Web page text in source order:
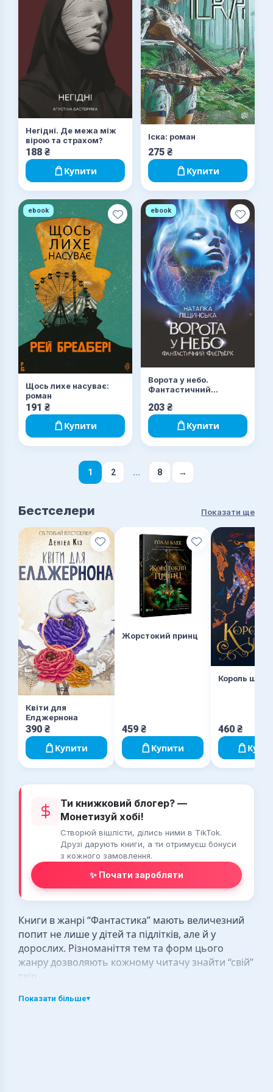
Негідні. Де межа між
вірою та страхом?
188 ₴
Купити
Іска: роман
275 ₴
Купити
ebook
Щось лихе насуває:
роман
191 ₴
Купити
ebook
Ворота у небо.
Фантастичний
203 ₴
Купити
1 2 ... 8 →
Бестселери Показати ще
Квіти для
Елджернона
390 ₴
Купити
Жорстокий принц
459 ₴
Купити
Король
460 ₴
Ти книжковий блогер? —
Монетизуй хобі!
Створюй вішлісти, ділись ними в TikTok.
Друзі дарують книги, а ти отримуєш бонуси
з кожного замовлення.
✨ Почати заробляти
Книги в жанрі “Фантастика” мають величезний
попит не лише у дітей та підлітків, але й у
дорослих. Різноманіття тем та форм цього
жанру дозволяють кожному читачу знайти “свій”
твір.
сучасної літератури? Ви глибоко помиляєтесь.
Показати більше▾